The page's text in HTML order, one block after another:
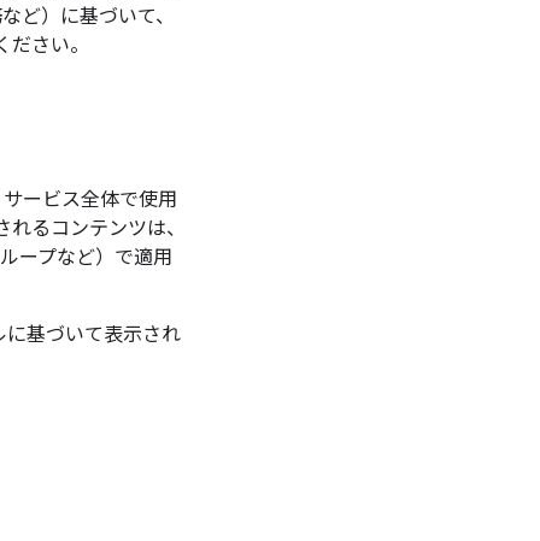
ど）に基づいて、
さい。
ービス全体で使用
るコンテンツは、
ープなど）で適用
に基づいて表示され